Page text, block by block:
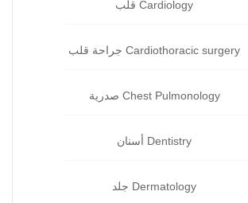
Cardiology قلب‏
Cardiothoracic surgery جراحة قلب
Chest Pulmonology صدرية
Dentistry أسنان‏
Dermatology جلد‏